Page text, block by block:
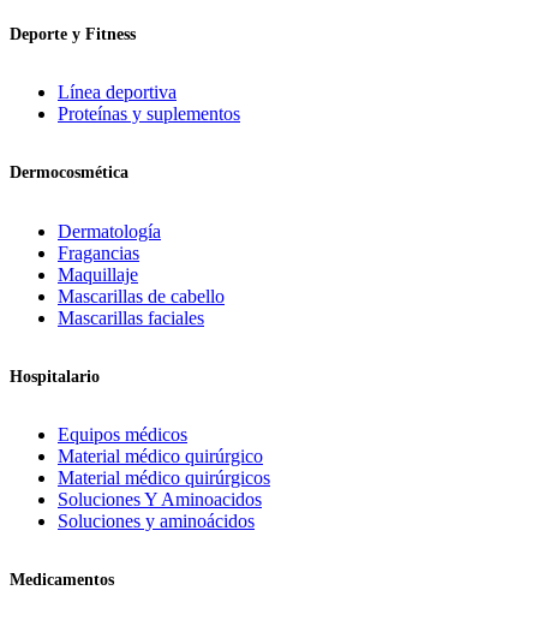
Deporte y Fitness
Línea deportiva
Proteínas y suplementos
Dermocosmética
Dermatología
Fragancias
Maquillaje
Mascarillas de cabello
Mascarillas faciales
Hospitalario
Equipos médicos
Material médico quirúrgico
Material médico quirúrgicos
Soluciones Y Aminoacidos
Soluciones y aminoácidos
Medicamentos